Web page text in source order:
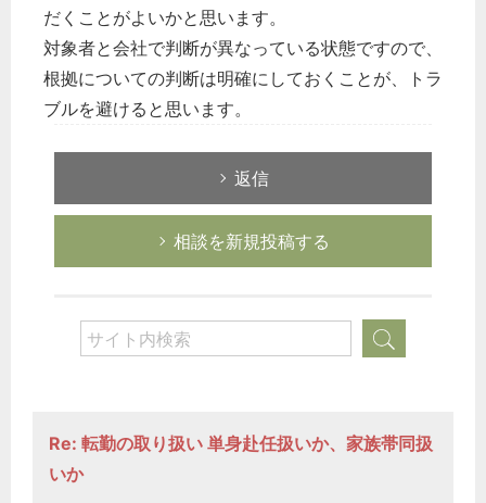
だくことがよいかと思います。
対象者と会社で判断が異なっている状態ですので、
根拠についての判断は明確にしておくことが、トラ
ブルを避けると思います。
返信
相談を新規投稿する
Re: 転勤の取り扱い 単身赴任扱いか、家族帯同扱
いか